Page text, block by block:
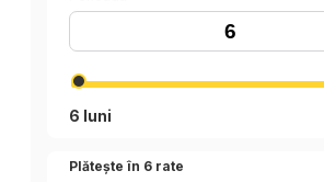
6 luni
Plătește în 6 rate